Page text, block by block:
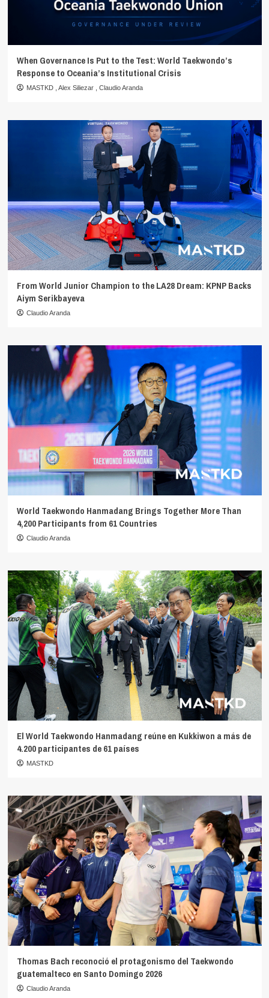
When Governance Is Put to the Test: World Taekwondo’s
Response to Oceania’s Institutional Crisis
MASTKD Alex Siliezar Claudio Aranda
From World Junior Champion to the LA28 Dream: KPNP Backs
Aiym Serikbayeva
Claudio Aranda
World Taekwondo Hanmadang Brings Together More Than
4,200 Participants from 61 Countries
Claudio Aranda
El World Taekwondo Hanmadang reúne en Kukkiwon a más de
4.200 participantes de 61 países
MASTKD
Thomas Bach reconoció el protagonismo del Taekwondo
guatemalteco en Santo Domingo 2026
Claudio Aranda